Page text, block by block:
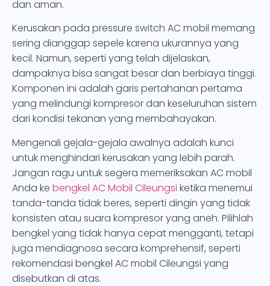
dan aman.
Kerusakan pada pressure switch AC mobil memang
sering dianggap sepele karena ukurannya yang
kecil. Namun, seperti yang telah dijelaskan,
dampaknya bisa sangat besar dan berbiaya tinggi.
Komponen ini adalah garis pertahanan pertama
yang melindungi kompresor dan keseluruhan sistem
dari kondisi tekanan yang membahayakan.
Mengenali gejala-gejala awalnya adalah kunci
untuk menghindari kerusakan yang lebih parah.
Jangan ragu untuk segera memeriksakan AC mobil
Anda ke bengkel AC Mobil Cileungsi ketika menemui
tanda-tanda tidak beres, seperti dingin yang tidak
konsisten atau suara kompresor yang aneh. Pilihlah
bengkel yang tidak hanya cepat mengganti, tetapi
juga mendiagnosa secara komprehensif, seperti
rekomendasi bengkel AC mobil Cileungsi yang
disebutkan di atas.